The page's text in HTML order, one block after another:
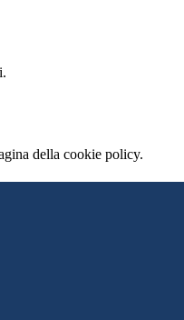
della cookie policy.